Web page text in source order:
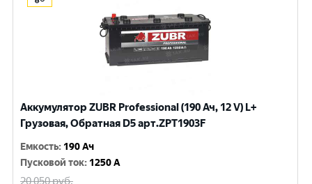
Аккумулятор ZUBR Professional (190 Ач, 12 V) L+
Грузовая, Обратная D5 арт.ZPT1903F
Емкость: 190 Ач
Пусковой ток: 1250 A
20 050руб.